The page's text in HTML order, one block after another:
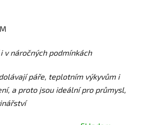
v náročných podmínkách
páře, teplotním výkyvům i
a proto jsou ideální pro průmysl,